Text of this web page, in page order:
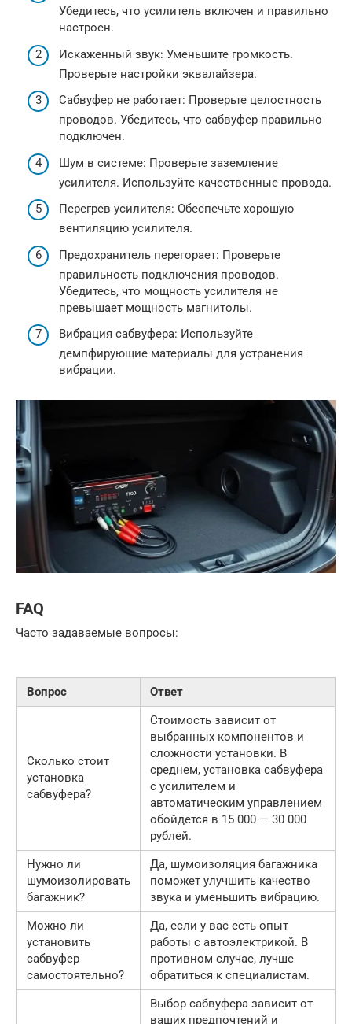
Убедитесь, что усилитель включен и правильно
настроен.
Искаженный звук: Уменьшите громкость.
Проверьте настройки эквалайзера.
Сабвуфер не работает: Проверьте целостность
проводов. Убедитесь, что сабвуфер правильно
подключен.
Шум в системе: Проверьте заземление
усилителя. Используйте качественные провода.
Перегрев усилителя: Обеспечьте хорошую
вентиляцию усилителя.
Предохранитель перегорает: Проверьте
правильность подключения проводов.
Убедитесь, что мощность усилителя не
превышает мощность магнитолы.
Вибрация сабвуфера: Используйте
демпфирующие материалы для устранения
вибрации.
FAQ
Часто задаваемые вопросы:
Вопрос Ответ
Сколько стоит
установка
сабвуфера?
Стоимость зависит от
выбранных компонентов и
сложности установки. В
среднем, установка сабвуфера
с усилителем и
автоматическим управлением
обойдется в 15 000 — 30 000
рублей.
Нужно ли
шумоизолировать
багажник?
Да, шумоизоляция багажника
поможет улучшить качество
звука и уменьшить вибрацию.
Можно ли
установить
сабвуфер
самостоятельно?
Да, если у вас есть опыт
работы с автоэлектрикой. В
противном случае, лучше
обратиться к специалистам.
Выбор сабвуфера зависит от
ваших предпочтений и